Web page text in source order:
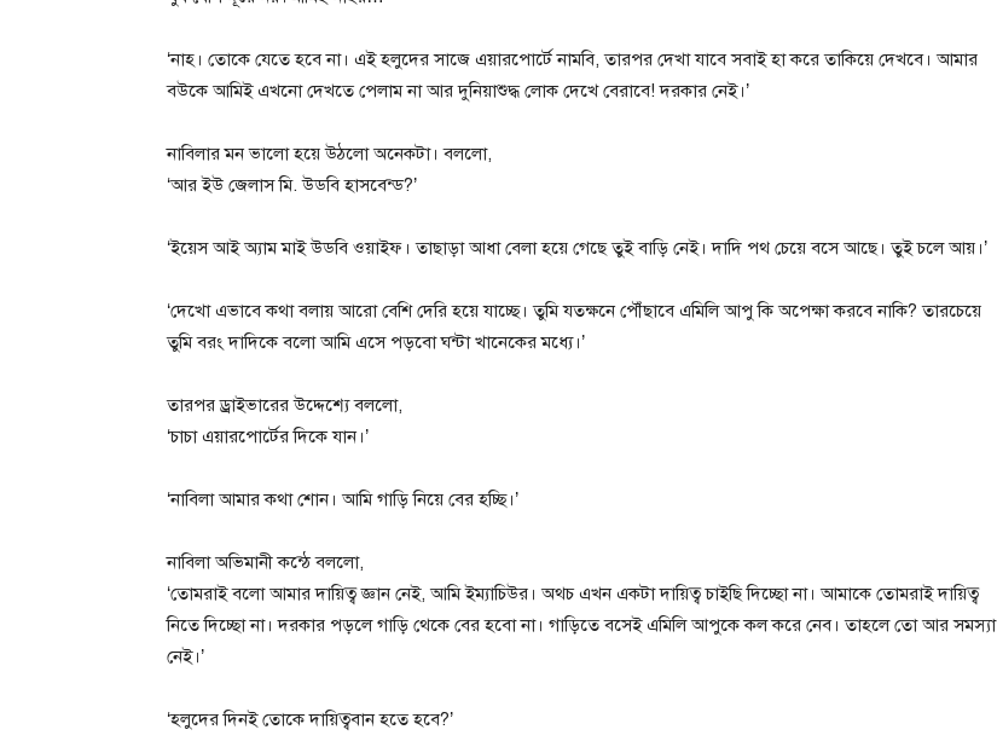
‘নাহ। তোকে যেতে হবে না। এই হলুদের সাজে এয়ারপোর্টে নামবি, তারপর দেখা যাবে সবাই হা করে তাকিয়ে দেখবে। আমার
বউকে আমিই এখনো দেখতে পেলাম না আর দুনিয়াশুদ্ধ লোক দেখে বেরাবে! দরকার নেই।’
নাবিলার মন ভালো হয়ে উঠলো অনেকটা। বললো,
‘আর ইউ জেলাস মি. উডবি হাসবেন্ড?’
‘ইয়েস আই অ্যাম মাই উডবি ওয়াইফ। তাছাড়া আধা বেলা হয়ে গেছে তুই বাড়ি নেই। দাদি পথ চেয়ে বসে আছে। তুই চলে আয়।’
‘দেখো এভাবে কথা বলায় আরো বেশি দেরি হয়ে যাচ্ছে। তুমি যতক্ষনে পৌঁছাবে এমিলি আপু কি অপেক্ষা করবে নাকি? তারচেয়ে
তুমি বরং দাদিকে বলো আমি এসে পড়বো ঘন্টা খানেকের মধ্যে।’
তারপর ড্রাইভারের উদ্দেশ্যে বললো,
‘চাচা এয়ারপোর্টের দিকে যান।’
‘নাবিলা আমার কথা শোন। আমি গাড়ি নিয়ে বের হচ্ছি।’
নাবিলা অভিমানী কন্ঠে বললো,
‘তোমরাই বলো আমার দায়িত্ব জ্ঞান নেই, আমি ইম্যাচিউর। অথচ এখন একটা দায়িত্ব চাইছি দিচ্ছো না। আমাকে তোমরাই দায়িত্ব
নিতে দিচ্ছো না। দরকার পড়লে গাড়ি থেকে বের হবো না। গাড়িতে বসেই এমিলি আপুকে কল করে নেব। তাহলে তো আর সমস্যা
নেই।’
‘হলুদের দিনই তোকে দায়িত্ববান হতে হবে?’